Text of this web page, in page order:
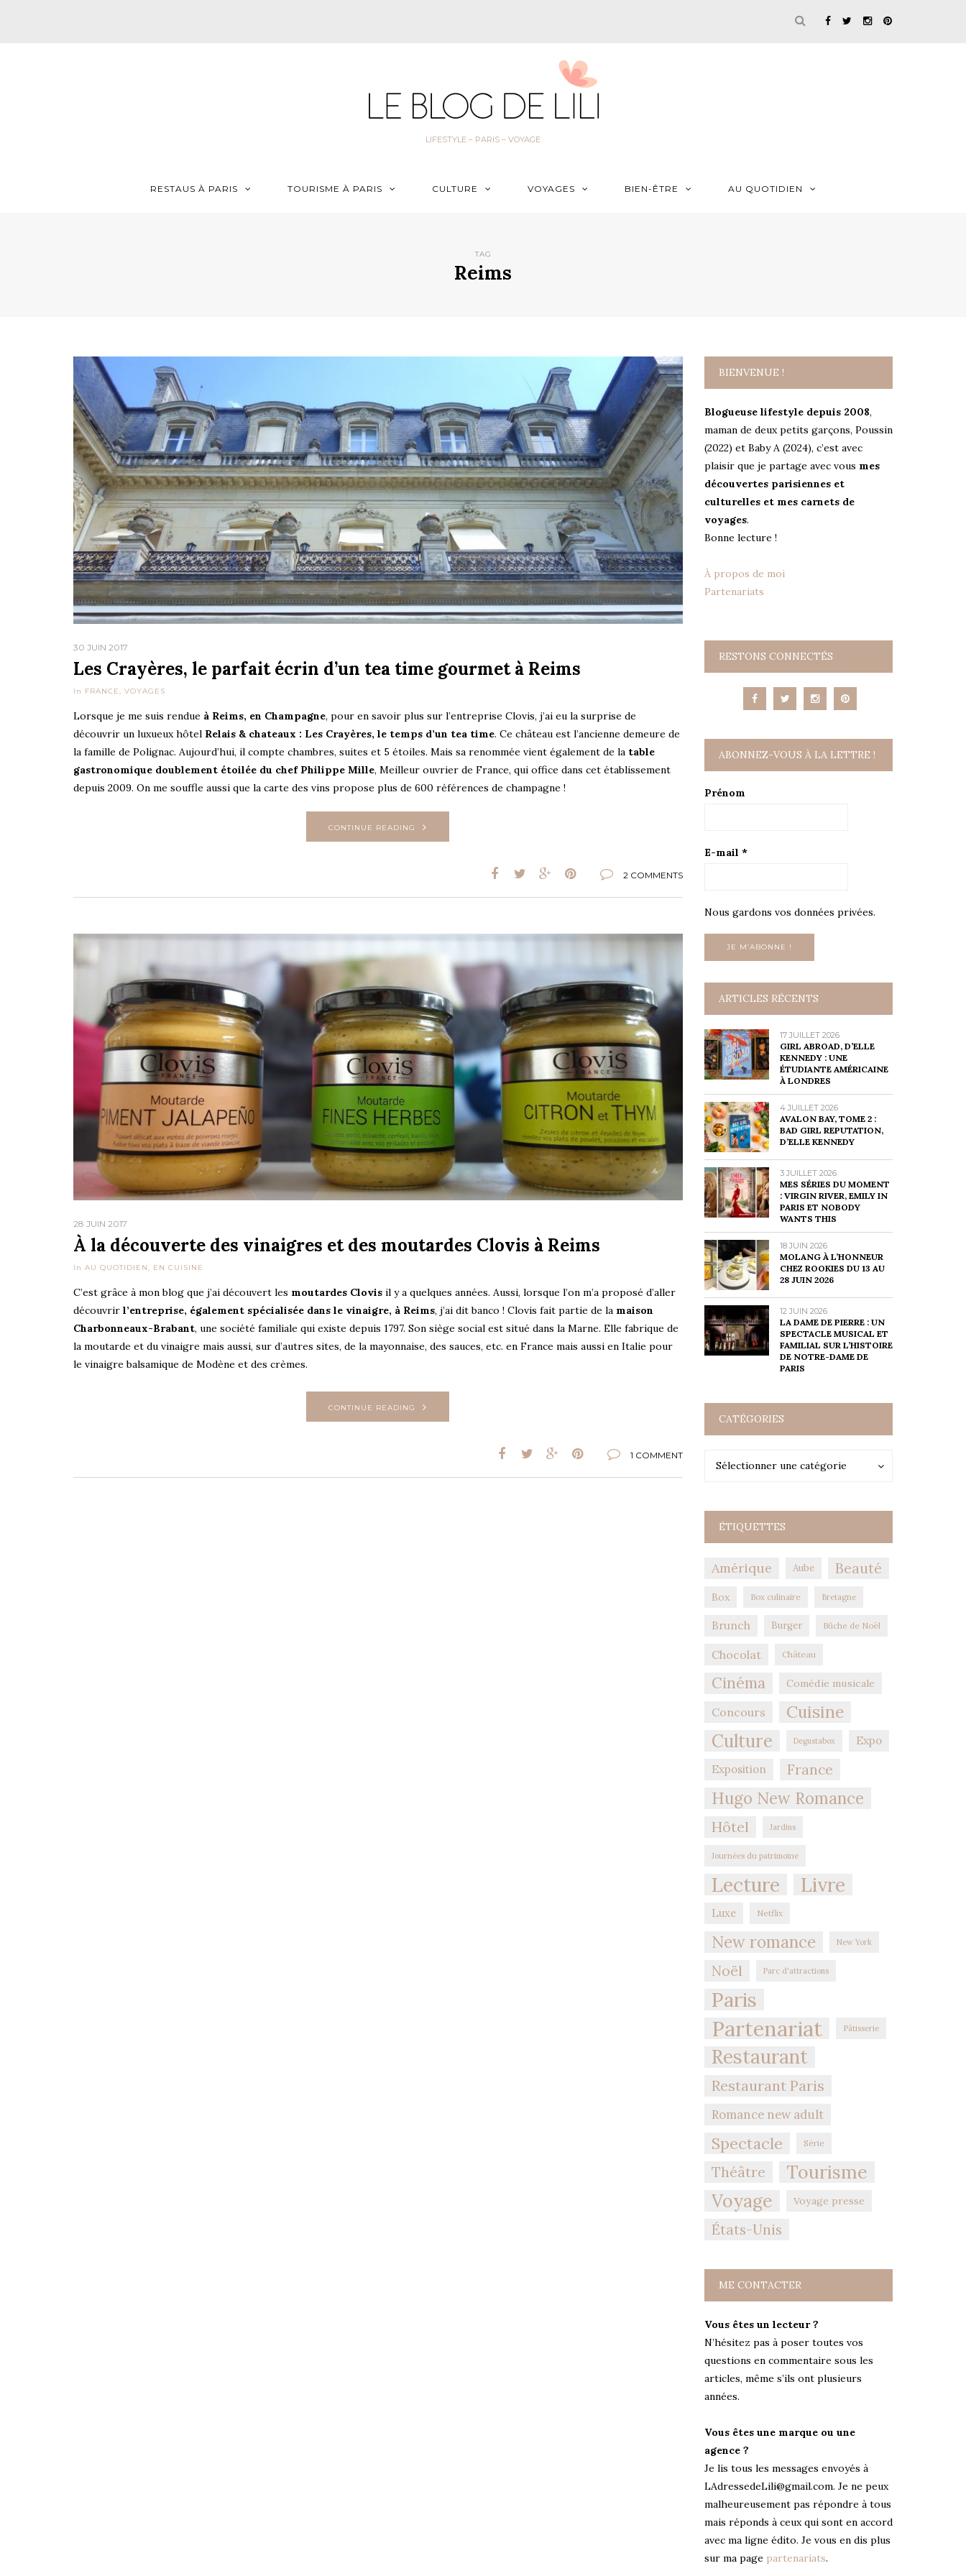
LIFESTYLE – PARIS – VOYAGE
RESTAUS À PARIS TOURISME À PARIS CULTURE VOYAGES BIEN-ÊTRE AU QUOTIDIEN
TAG
Reims
30 JUIN 2017
Les Crayères, le parfait écrin d’un tea time gourmet à Reims
In FRANCE, VOYAGES
Lorsque je me suis rendue à Reims, en Champagne, pour en savoir plus sur l’entreprise Clovis, j’ai eu la surprise de
découvrir un luxueux hôtel Relais & chateaux : Les Crayères, le temps d’un tea time. Ce château est l’ancienne demeure de
la famille de Polignac. Aujourd’hui, il compte chambres, suites et 5 étoiles. Mais sa renommée vient également de la table
gastronomique doublement étoilée du chef Philippe Mille, Meilleur ouvrier de France, qui office dans cet établissement
depuis 2009. On me souffle aussi que la carte des vins propose plus de 600 références de champagne !
CONTINUE READING
2 COMMENTS
28 JUIN 2017
À la découverte des vinaigres et des moutardes Clovis à Reims
In AU QUOTIDIEN, EN CUISINE
C’est grâce à mon blog que j’ai découvert les moutardes Clovis il y a quelques années. Aussi, lorsque l’on m’a proposé d’aller
découvrir l’entreprise, également spécialisée dans le vinaigre, à Reims, j’ai dit banco ! Clovis fait partie de la maison
Charbonneaux-Brabant, une société familiale qui existe depuis 1797. Son siège social est situé dans la Marne. Elle fabrique de
la moutarde et du vinaigre mais aussi, sur d’autres sites, de la mayonnaise, des sauces, etc. en France mais aussi en Italie pour
le vinaigre balsamique de Modène et des crèmes.
CONTINUE READING
1 COMMENT
BIENVENUE !
Blogueuse lifestyle depuis 2008,
maman de deux petits garçons, Poussin
(2022) et Baby A (2024), c’est avec
plaisir que je partage avec vous mes
découvertes parisiennes et
culturelles et mes carnets de
voyages.
Bonne lecture !
À propos de moi
Partenariats
RESTONS CONNECTÉS
ABONNEZ-VOUS À LA LETTRE !
Prénom
E-mail *
Nous gardons vos données privées.
ARTICLES RÉCENTS
17 JUILLET 2026
GIRL ABROAD, D’ELLE
KENNEDY : UNE
ÉTUDIANTE AMÉRICAINE
À LONDRES
4 JUILLET 2026
AVALON BAY, TOME 2 :
BAD GIRL REPUTATION,
D’ELLE KENNEDY
3 JUILLET 2026
MES SÉRIES DU MOMENT
: VIRGIN RIVER, EMILY IN
PARIS ET NOBODY
WANTS THIS
18 JUIN 2026
MOLANG À L’HONNEUR
CHEZ ROOKIES DU 13 AU
28 JUIN 2026
12 JUIN 2026
LA DAME DE PIERRE : UN
SPECTACLE MUSICAL ET
FAMILIAL SUR L’HISTOIRE
DE NOTRE-DAME DE
PARIS
CATÉGORIES
Sélectionner une catégorie
Catégories
ÉTIQUETTES
Amérique Aube Beauté
Box Box culinaire Bretagne
Brunch Burger Bûche de Noël
Chocolat Château
Cinéma Comédie musicale
Concours Cuisine
Culture Degustabox Expo
Exposition France
Hugo New Romance
Hôtel Jardins
Journées du patrimoine
Lecture Livre
Luxe Netflix
New romance New York
Noël Parc d'attractions
Paris
Partenariat Pâtisserie
Restaurant
Restaurant Paris
Romance new adult
Spectacle Série
Théâtre
Tourisme
Voyage
Voyage presse
États-Unis
ME CONTACTER
Vous êtes un lecteur ?
N’hésitez pas à poser toutes vos
questions en commentaire sous les
articles, même s’ils ont plusieurs
années.
Vous êtes une marque ou une
agence ?
Je lis tous les messages envoyés à
LAdressedeLili@gmail.com. Je ne peux
malheureusement pas répondre à tous
mais réponds à ceux qui sont en accord
avec ma ligne édito. Je vous en dis plus
sur ma page partenariats.